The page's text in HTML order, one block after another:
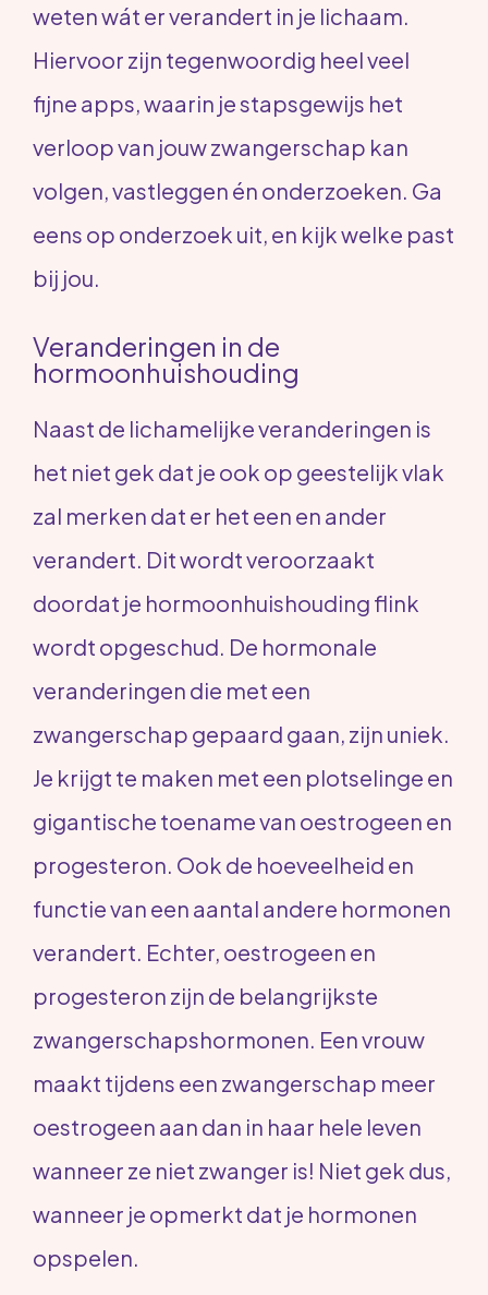
weten wát er verandert in je lichaam.
Hiervoor zijn tegenwoordig heel veel
fijne apps, waarin je stapsgewijs het
verloop van jouw zwangerschap kan
volgen, vastleggen én onderzoeken. Ga
eens op onderzoek uit, en kijk welke past
bij jou.
Veranderingen in de
hormoonhuishouding
Naast de lichamelijke veranderingen is
het niet gek dat je ook op geestelijk vlak
zal merken dat er het een en ander
verandert. Dit wordt veroorzaakt
doordat je hormoonhuishouding flink
wordt opgeschud. De hormonale
veranderingen die met een
zwangerschap gepaard gaan, zijn uniek.
Je krijgt te maken met een plotselinge en
gigantische toename van oestrogeen en
progesteron. Ook de hoeveelheid en
functie van een aantal andere hormonen
verandert. Echter, oestrogeen en
progesteron zijn de belangrijkste
zwangerschapshormonen. Een vrouw
maakt tijdens een zwangerschap meer
oestrogeen aan dan in haar hele leven
wanneer ze niet zwanger is! Niet gek dus,
wanneer je opmerkt dat je hormonen
opspelen.